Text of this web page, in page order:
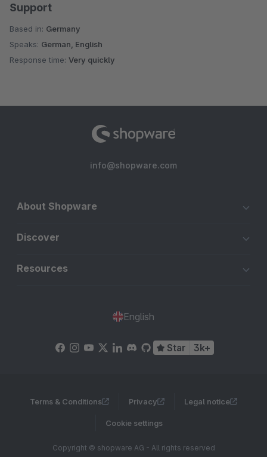
Support
Based in: Germany
Speaks: German, English
Response time: Very quickly
info@shopware.com
About Shopware
Discover
Resources
English
Star 3k+
Terms & Conditions Privacy Legal notice
Cookie settings
Copyright © shopware AG - All rights reserved